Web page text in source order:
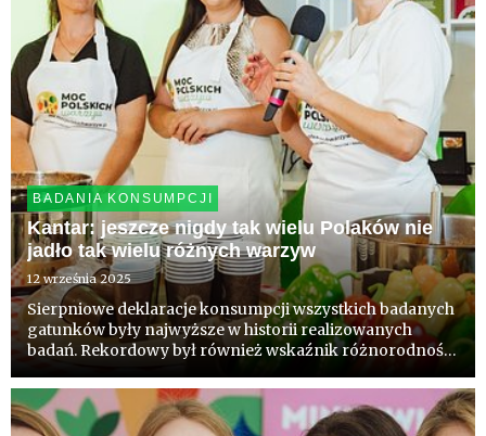
BADANIA KONSUMPCJI
Kantar: jeszcze nigdy tak wielu Polaków nie
jadło tak wielu różnych warzyw
12 września 2025
Sierpniowe deklaracje konsumpcji wszystkich badanych
gatunków były najwyższe w historii realizowanych
badań. Rekordowy był również wskaźnik różnorodności
najpopularniejszych gatunków sierpnia Kantar
wymienia pomidory, ogórki ...